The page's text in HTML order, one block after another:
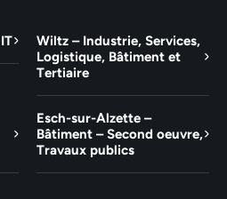
Wiltz – Industrie, Services,
Logistique, Bâtiment et
Tertiaire
Esch-sur-Alzette –
Bâtiment – Second oeuvre,
Travaux publics